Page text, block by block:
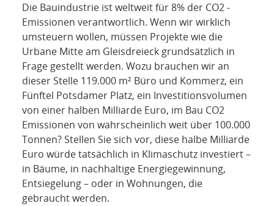
Die Bauindustrie ist weltweit für 8% der CO2 -
Emissionen verantwortlich. Wenn wir wirklich
umsteuern wollen, müssen Projekte wie die
Urbane Mitte am Gleisdreieck grundsätzlich in
Frage gestellt werden. Wozu brauchen wir an
dieser Stelle 119.000 m² Büro und Kommerz, ein
Fünftel Potsdamer Platz, ein Investitionsvolumen
von einer halben Milliarde Euro, im Bau CO2
Emissionen von wahrscheinlich weit über 100.000
Tonnen? Stellen Sie sich vor, diese halbe Milliarde
Euro würde tatsächlich in Klimaschutz investiert –
in Bäume, in nachhaltige Energiegewinnung,
Entsiegelung – oder in Wohnungen, die
gebraucht werden.